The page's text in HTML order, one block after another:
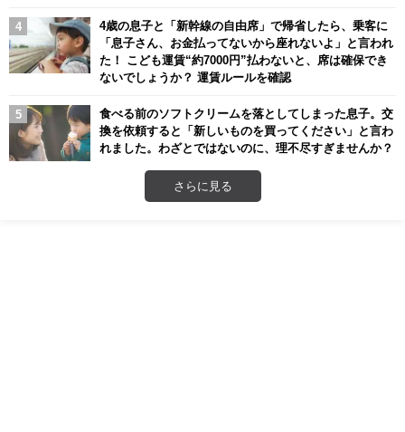
4歳の息子と「新幹線の自由席」で帰省したら、乗客に
「息子さん、お金払ってないから座れないよ」と言われ
た！ こども運賃“約7000円”払わないと、席は確保でき
ないでしょうか？ 運賃ルールを確認
食べる前のソフトクリームを落としてしまった息子。交
換を依頼すると「新しいものを買ってください」と言わ
れました。わざとではないのに、理不尽すぎませんか？
さらに見る